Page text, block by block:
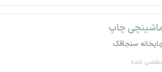
چاپ
سنجاقک
شده